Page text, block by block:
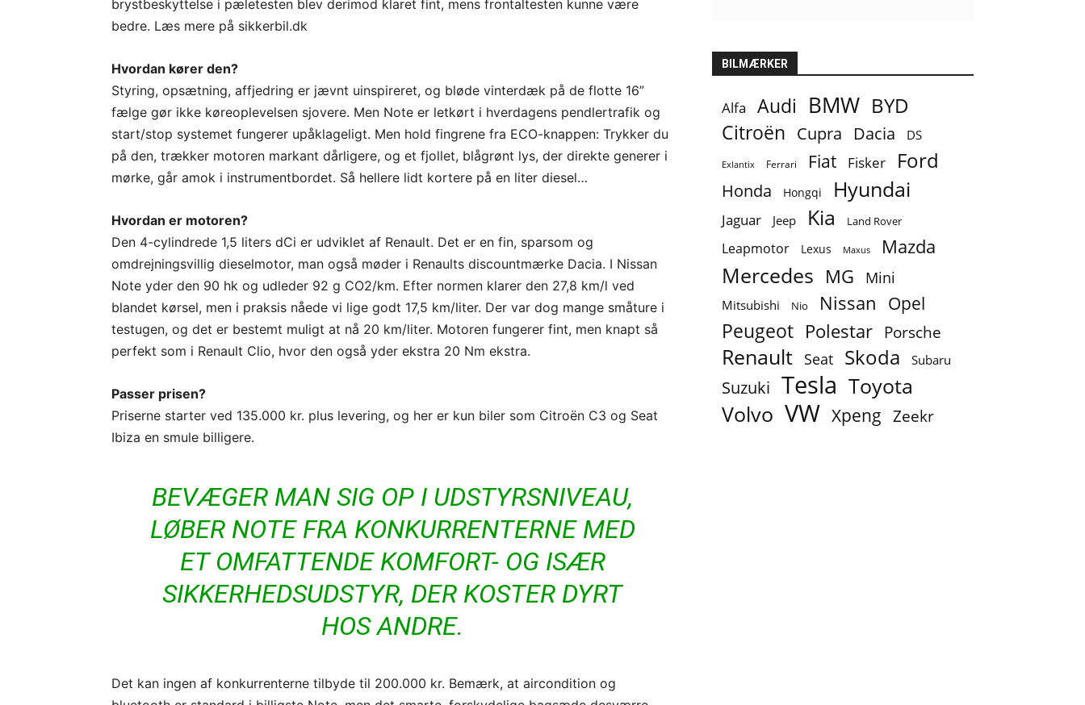
brystbeskyttelse i pæletesten blev derimod klaret fint, mens frontaltesten kunne være
bedre. Læs mere på sikkerbil.dk
Hvordan kører den?
Styring, opsætning, affjedring er jævnt uinspireret, og bløde vinterdæk på de flotte 16”
fælge gør ikke køreoplevelsen sjovere. Men Note er letkørt i hverdagens pendlertrafik og
start/stop systemet fungerer upåklageligt. Men hold fingrene fra ECO-knappen: Trykker du
på den, trækker motoren markant dårligere, og et fjollet, blågrønt lys, der direkte generer i
mørke, går amok i instrumentbordet. Så hellere lidt kortere på en liter diesel…
Hvordan er motoren?
Den 4-cylindrede 1,5 liters dCi er udviklet af Renault. Det er en fin, sparsom og
omdrejningsvillig dieselmotor, man også møder i Renaults discountmærke Dacia. I Nissan
Note yder den 90 hk og udleder 92 g CO2/km. Efter normen klarer den 27,8 km/l ved
blandet kørsel, men i praksis nåede vi lige godt 17,5 km/liter. Der var dog mange småture i
testugen, og det er bestemt muligt at nå 20 km/liter. Motoren fungerer fint, men knapt så
perfekt som i Renault Clio, hvor den også yder ekstra 20 Nm ekstra.
Passer prisen?
Priserne starter ved 135.000 kr. plus levering, og her er kun biler som Citroën C3 og Seat
Ibiza en smule billigere.
BEVÆGER MAN SIG OP I UDSTYRSNIVEAU,
LØBER NOTE FRA KONKURRENTERNE MED
ET OMFATTENDE KOMFORT- OG ISÆR
SIKKERHEDSUDSTYR, DER KOSTER DYRT
HOS ANDRE.
Det kan ingen af konkurrenterne tilbyde til 200.000 kr. Bemærk, at aircondition og
BILMÆRKER
Alfa Audi BMW BYD
Citroën Cupra Dacia DS
Exlantix Ferrari Fiat Fisker Ford
Honda Hongqi Hyundai
Jaguar Jeep Kia Land Rover
Leapmotor Lexus Maxus Mazda
Mercedes MG Mini
Mitsubishi Nio Nissan Opel
Peugeot Polestar Porsche
Renault Seat Skoda Subaru
Suzuki Tesla Toyota
Volvo VW Xpeng Zeekr